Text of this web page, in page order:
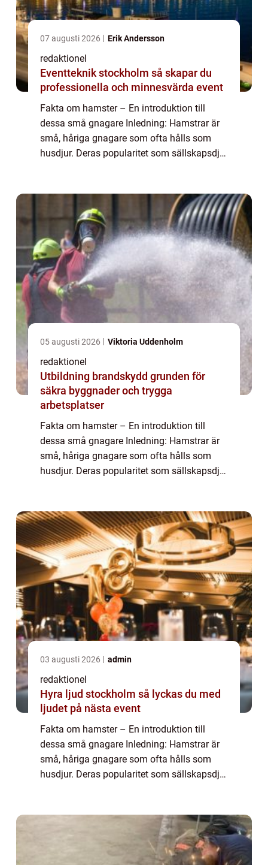
07 augusti 2026 Erik Andersson
redaktionel
Eventteknik stockholm så skapar du
professionella och minnesvärda event
Fakta om hamster – En introduktion till
dessa små gnagare Inledning: Hamstrar är
små, håriga gnagare som ofta hålls som
husdjur. Deras popularitet som sällskapsdjur
05 augusti 2026 Viktoria Uddenholm
redaktionel
Utbildning brandskydd grunden för
säkra byggnader och trygga
arbetsplatser
Fakta om hamster – En introduktion till
dessa små gnagare Inledning: Hamstrar är
små, håriga gnagare som ofta hålls som
husdjur. Deras popularitet som sällskapsdjur
03 augusti 2026 admin
redaktionel
Hyra ljud stockholm så lyckas du med
ljudet på nästa event
Fakta om hamster – En introduktion till
dessa små gnagare Inledning: Hamstrar är
små, håriga gnagare som ofta hålls som
husdjur. Deras popularitet som sällskapsdjur